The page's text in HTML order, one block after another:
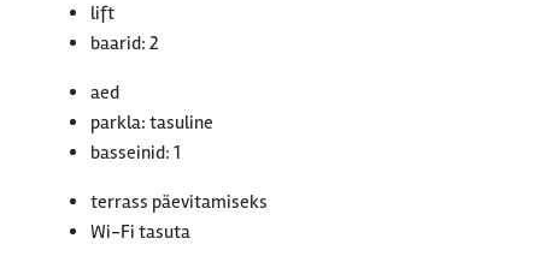
lift
baarid: 2
aed
parkla: tasuline
basseinid: 1
terrass päevitamiseks
Wi-Fi tasuta